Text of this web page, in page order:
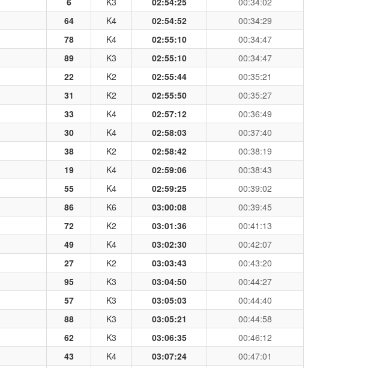
64 K4 02:54:52
00:34:29
78 K4 02:55:10
00:34:47
89 K3 02:55:10
00:34:47
22 K2 02:55:44
00:35:21
31 K2 02:55:50
00:35:27
33 K4 02:57:12
00:36:49
30 K4 02:58:03
00:37:40
38 K2 02:58:42
00:38:19
19 K4 02:59:06
00:38:43
55 K4 02:59:25
00:39:02
86 K6 03:00:08
00:39:45
72 K2 03:01:36
00:41:13
49 K4 03:02:30
00:42:07
27 K2 03:03:43
00:43:20
95 K3 03:04:50
00:44:27
57 K3 03:05:03
00:44:40
88 K3 03:05:21
00:44:58
62 K3 03:06:35
00:46:12
43 K4 03:07:24
00:47:01